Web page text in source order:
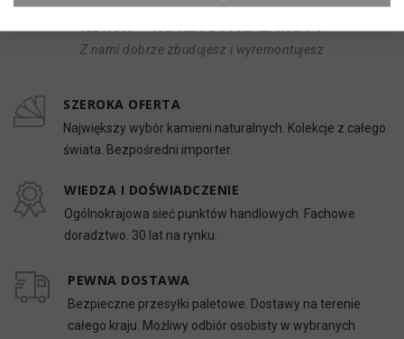
KLINK – KORZYSTNE ZAKUPY
Z nami dobrze zbudujesz i wyremontujesz
SZEROKA OFERTA
Największy wybór kamieni naturalnych. Kolekcje z całego
świata. Bezpośredni importer.
WIEDZA I DOŚWIADCZENIE
Ogólnokrajowa sieć punktów handlowych. Fachowe
doradztwo. 30 lat na rynku.
PEWNA DOSTAWA
Bezpieczne przesyłki paletowe. Dostawy na terenie
całego kraju. Możliwy odbiór osobisty w wybranych